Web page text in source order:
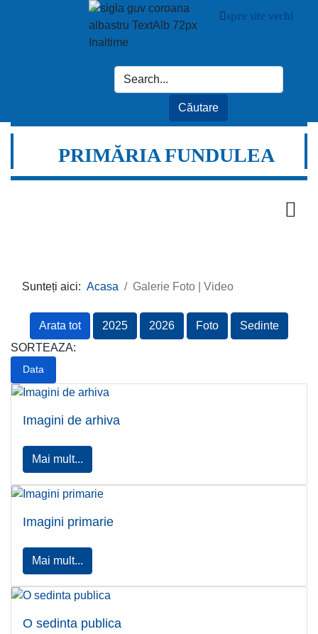
spre site vechi
PRIMĂRIA FUNDULEA
Sunteți aici: Acasa Galerie Foto | Video
Arata tot 2025 2026 Foto
Sedinte
SORTEAZA:
Data
Imagini de arhiva
Mai mult...
Imagini primarie
Mai mult...
O sedinta publica